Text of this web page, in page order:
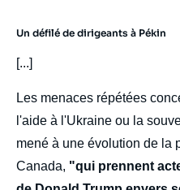
body
Un défilé de dirigeants à Pékin
[...]
Les menaces répétées
l'aide à l'Ukraine ou la
mené à une évolution de la
Canada, "qui prennent